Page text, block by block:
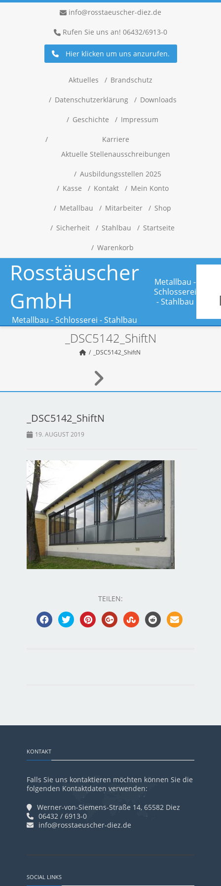
info@rosstaeuscher-diez.de
Rufen Sie uns an! 06432/6913-0
Hier klicken um uns anzurufen.
Aktuelles Brandschutz
Datenschutzerklärung Downloads
Geschichte Impressum
Karriere
Aktuelle Stellenausschreibungen
Ausbildungsstellen 2025
Kasse
Kontakt Mein Konto
Metallbau Mitarbeiter Shop
Sicherheit Stahlbau Startseite
Warenkorb
Rosstäuscher
GmbH
Metallbau - Schlosserei - Stahlbau
Metallbau -
Schlosserei
- Stahlbau
_DSC5142_ShiftN
_DSC5142_ShiftN
_DSC5142_ShiftN
19. AUGUST 2019
TEILEN:
KONTAKT
Falls Sie uns kontaktieren möchten können Sie die
folgenden Kontaktdaten verwenden:
Werner-von-Siemens-Straße 14, 65582 Diez
06432 / 6913-0
info@rosstaeuscher-diez.de
SOCIAL LINKS